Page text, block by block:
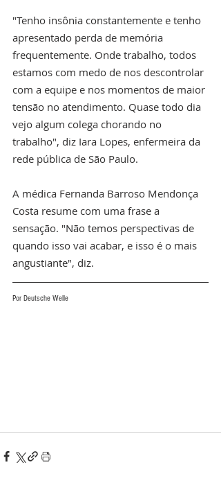
"Tenho insônia constantemente e tenho
apresentado perda de memória
frequentemente. Onde trabalho, todos
estamos com medo de nos descontrolar
com a equipe e nos momentos de maior
tensão no atendimento. Quase todo dia
vejo algum colega chorando no
trabalho", diz Iara Lopes, enfermeira da
rede pública de São Paulo.
A médica Fernanda Barroso Mendonça
Costa resume com uma frase a
sensação. "Não temos perspectivas de
quando isso vai acabar, e isso é o mais
angustiante", diz.
Por Deutsche Welle